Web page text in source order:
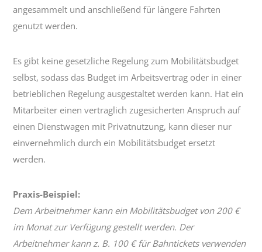
angesammelt und anschließend für längere Fahrten
genutzt werden.
Es gibt keine gesetzliche Regelung zum Mobilitätsbudget
selbst, sodass das Budget im Arbeitsvertrag oder in einer
betrieblichen Regelung ausgestaltet werden kann. Hat ein
Mitarbeiter einen vertraglich zugesicherten Anspruch auf
einen Dienstwagen mit Privatnutzung, kann dieser nur
einvernehmlich durch ein Mobilitätsbudget ersetzt
werden.
Praxis-Beispiel:
Dem Arbeitnehmer kann ein Mobilitätsbudget von 200 €
im Monat zur Verfügung gestellt werden. Der
Arbeitnehmer kann z. B. 100 € für Bahntickets verwenden